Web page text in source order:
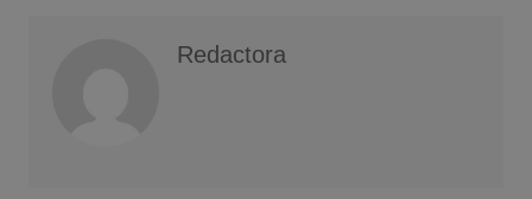
Redactora